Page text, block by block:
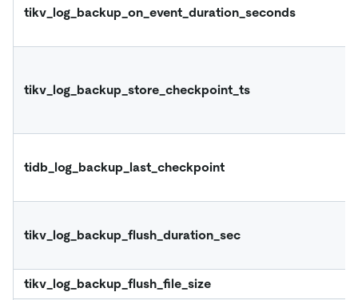
tikv_log_backup_on_event_duration_seconds
tikv_log_backup_store_checkpoint_ts
tidb_log_backup_last_checkpoint
tikv_log_backup_flush_duration_sec
tikv_log_backup_flush_file_size